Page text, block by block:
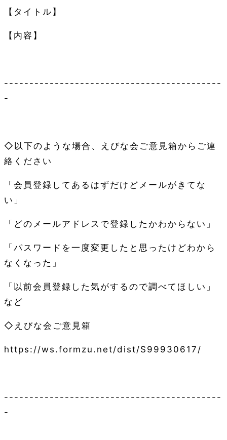
【タイトル】
【内容】
-------------------------------------------
-
◇以下のような場合、えびな会ご意見箱からご連
絡ください
「会員登録してあるはずだけどメールがきてな
い」
「どのメールアドレスで登録したかわからない」
「パスワードを一度変更したと思ったけどわから
なくなった」
「以前会員登録した気がするので調べてほしい」
など
◇えびな会ご意見箱
https://ws.formzu.net/dist/S99930617/
-------------------------------------------
-